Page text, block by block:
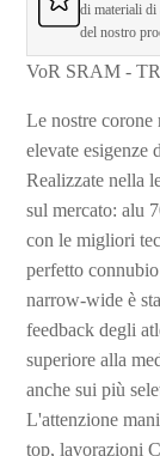
di materiali di
del nostro
VoR SRAM -
Le nostre corone
elevate esigenze
Realizzate nella
sul mercato: alu
con le migliori
perfetto
narrow-wide è
feedback degli
superiore alla
anche sui più
L'attenzione
top, lavorazioni